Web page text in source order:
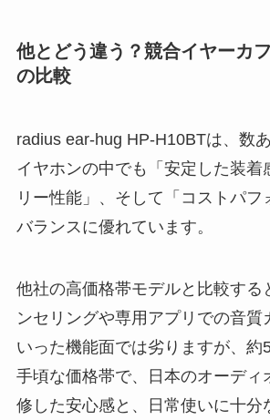
他とどう違う？競合イヤーカ
の比較
radius ear-hug HP-H10BTは、数
イヤホンの中でも「安定した装着
リー性能」、そして「コストパフ
バランスに優れています。
他社の高価格帯モデルと比較する
ンセリングや専用アプリでの音質
いった機能面では劣りますが、約
手頃な価格帯で、日本のオーディ
修した安心感と、日常使いに十分